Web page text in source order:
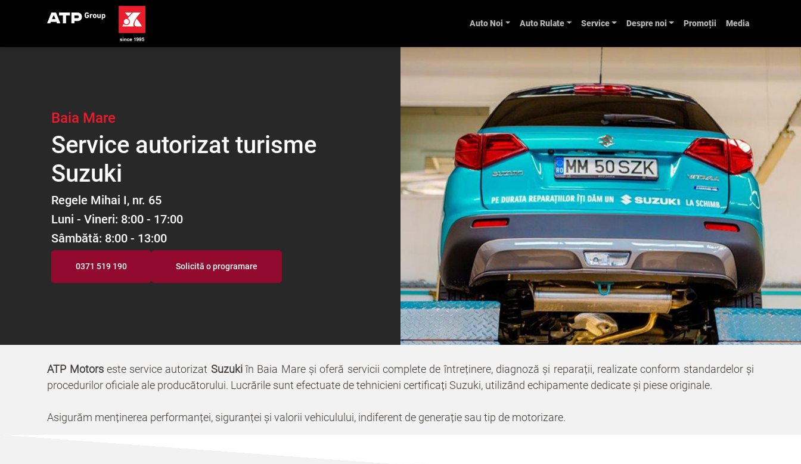
Auto Noi Auto Rulate Service Despre noi Promoții Media
Baia Mare
Service autorizat turisme
Suzuki
Regele Mihai I, nr. 65
Luni - Vineri: 8:00 - 17:00
Sâmbătă: 8:00 - 13:00
0371 519 190 Solicită o programare
ATP Motorseste service autorizat Suzukiîn Baia Mare și oferă servicii complete de întreținere, diagnoză și reparații, realizate conform standardelor și
procedurilor oficiale ale producătorului. Lucrările sunt efectuate de tehnicieni certificați Suzuki, utilizând echipamente dedicate și piese originale.
Asigurăm menținerea performanței, siguranței și valorii vehiculului, indiferent de generație sau tip de motorizare.